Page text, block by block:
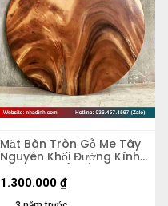
Mặt Bàn Tròn Gỗ Me Tây
Nguyên Khối Đường Kính
67 Dày 4,2 (cm)
1.300.000 ₫